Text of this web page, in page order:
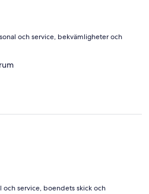
och service, bekvämligheter och
service, boendets skick och